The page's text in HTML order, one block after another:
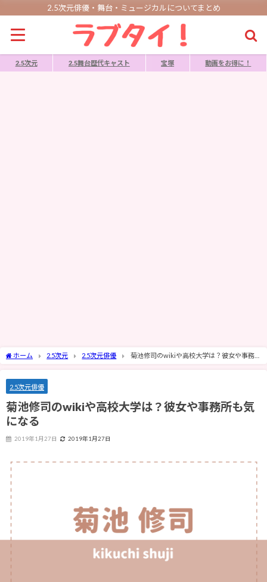
2.5次元俳優・舞台・ミュージカルについてまとめ
2.5次元 2.5舞台歴代キャスト 宝塚 動画をお得に！
ホーム 2.5次元 2.5次元俳優
菊池修司のwikiや高校大学は？彼女や事務所
2.5次元俳優
菊池修司のwikiや高校大学は？彼女や事務所も気
になる
2019年1月27日 2019年1月27日